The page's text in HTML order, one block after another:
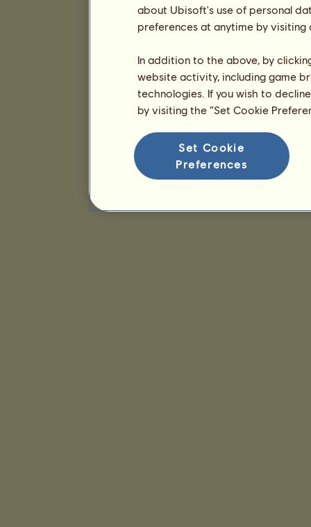
about Ubisoft's use of personal
preferences at anytime by
In addition to the above, by
website activity, including game
technologies. If you wish to
by visiting the “Set Cookie
Set Cookie
Preferences